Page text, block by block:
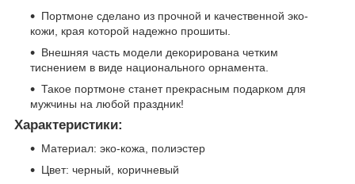
Портмоне сделано из прочной и качественной эко-
кожи, края которой надежно прошиты.
Внешняя часть модели декорирована четким
тиснением в виде национального орнамента.
Такое портмоне станет прекрасным подарком для
мужчины на любой праздник!
Характеристики:
Материал: эко-кожа, полиэстер
Цвет: черный, коричневый